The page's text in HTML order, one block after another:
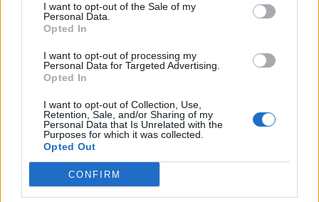
I want to opt-out of the Sale of my
Personal Data.
Opted In
I want to opt-out of processing my
Personal Data for Targeted Advertising.
Opted In
I want to opt-out of Collection, Use,
Retention, Sale, and/or Sharing of my
Personal Data that Is Unrelated with the
Purposes for which it was collected.
Opted Out
CONFIRM
PIÙ LETTI OGGI
Il Monte Alma rinforza l'attacco con Palmas
e Bonivardi, nel Macomer l'estro di Di Angelo
9 Ago 2026
La COS approda a Barisardo tra conferme,
nuovi volti e mister Loi a fare da filo
conduttore